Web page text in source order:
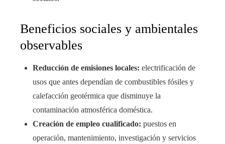
Beneficios sociales y ambientales
observables
Reducción de emisiones locales: electrificación de
usos que antes dependían de combustibles fósiles y
calefacción geotérmica que disminuye la
contaminación atmosférica doméstica.
Creación de empleo cualificado: puestos en
operación, mantenimiento, investigación y servicios